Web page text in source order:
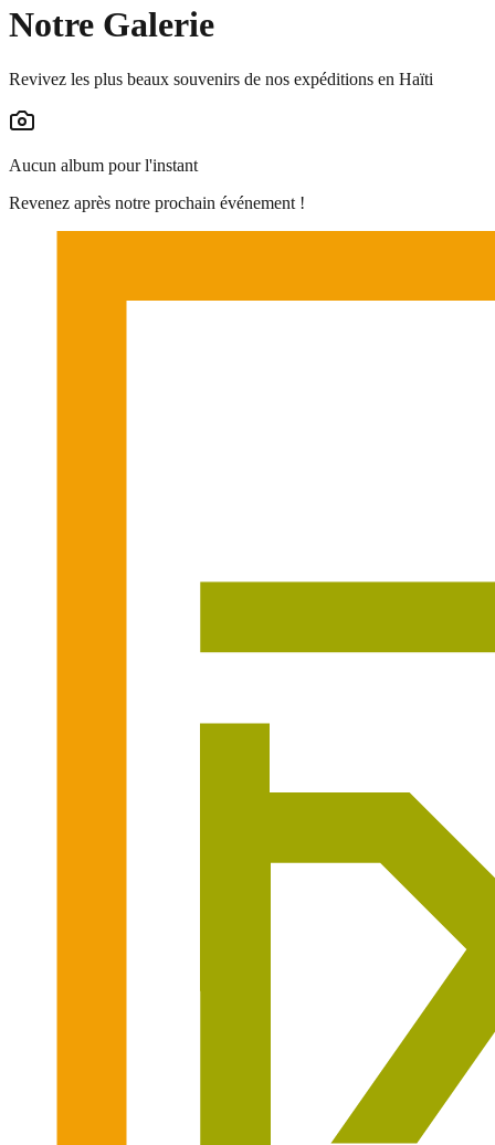
Notre Galerie
Revivez les plus beaux souvenirs de nos expéditions en Haïti
Aucun album pour l'instant
Revenez après notre prochain événement !